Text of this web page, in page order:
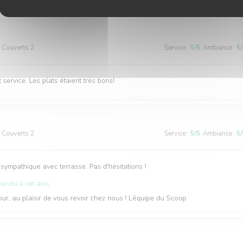
2 Service : 5/5 Ambiance : 5
Les plats étaient très bons!
2 Service : 5/5 Ambiance : 5
avec terrasse. Pas d'hésitations !
à cet avis
au plaisir de vous revoir chez nous ! L’équipe du Scoop